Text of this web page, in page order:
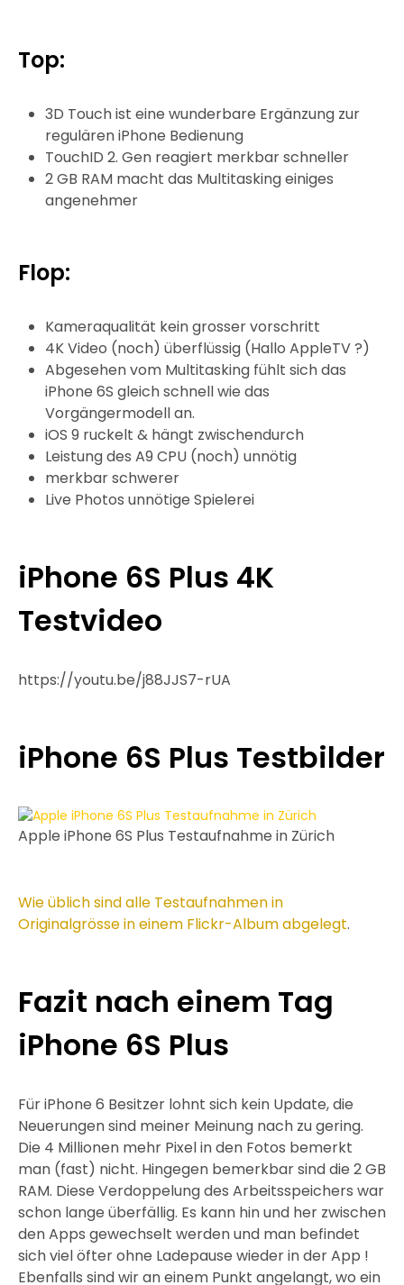
Top:
3D Touch ist eine wunderbare Ergänzung zur
regulären iPhone Bedienung
TouchID 2. Gen reagiert merkbar schneller
2 GB RAM macht das Multitasking einiges
angenehmer
Flop:
Kameraqualität kein grosser vorschritt
4K Video (noch) überflüssig (Hallo AppleTV ?)
Abgesehen vom Multitasking fühlt sich das
iPhone 6S gleich schnell wie das
Vorgängermodell an.
iOS 9 ruckelt & hängt zwischendurch
Leistung des A9 CPU (noch) unnötig
merkbar schwerer
Live Photos unnötige Spielerei
iPhone 6S Plus 4K
Testvideo
https://youtu.be/j88JJS7-rUA
iPhone 6S Plus Testbilder
Apple iPhone 6S Plus Testaufnahme in Zürich
Wie üblich sind alle Testaufnahmen in
Originalgrösse in einem Flickr-Album abgelegt.
Fazit nach einem Tag
iPhone 6S Plus
Für iPhone 6 Besitzer lohnt sich kein Update, die
Neuerungen sind meiner Meinung nach zu gering.
Die 4 Millionen mehr Pixel in den Fotos bemerkt
man (fast) nicht. Hingegen bemerkbar sind die 2 GB
RAM. Diese Verdoppelung des Arbeitsspeichers war
schon lange überfällig. Es kann hin und her zwischen
den Apps gewechselt werden und man befindet
sich viel öfter ohne Ladepause wieder in der App !
Ebenfalls sind wir an einem Punkt angelangt, wo ein